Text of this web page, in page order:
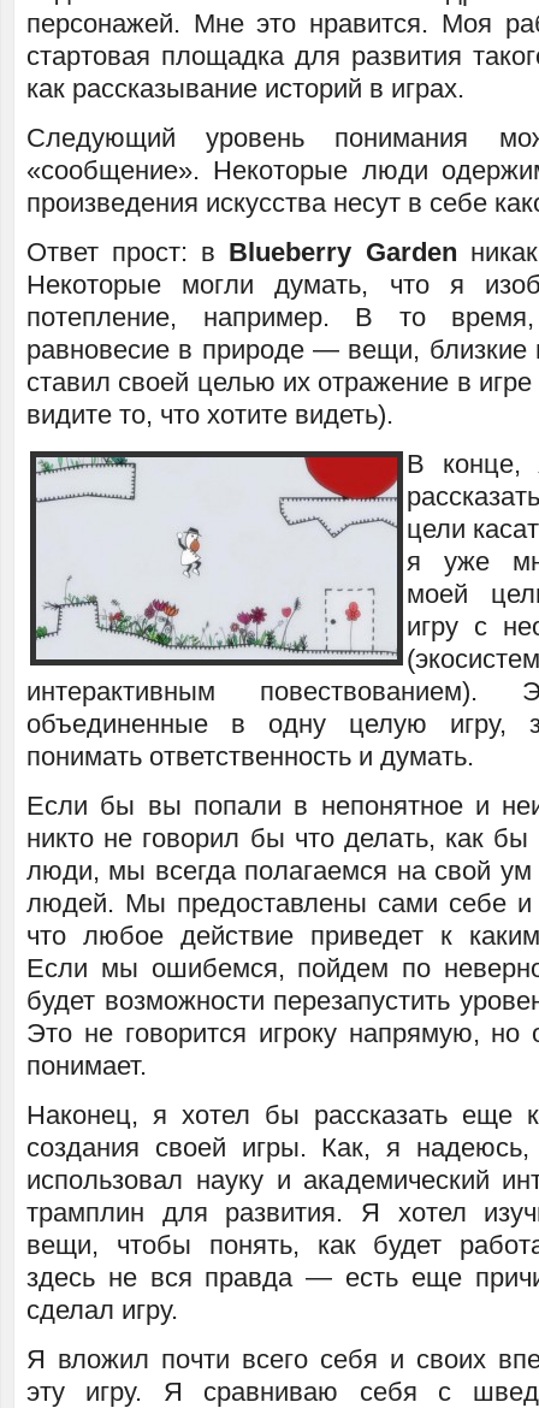
персонажей. Мне это нравится. Моя
стартовая площадка для развития
как рассказывание историй в играх.
Следующий уровень понимания
«сообщение». Некоторые люди
произведения искусства несут в себе
Ответ прост: в Blueberry Garden
Некоторые могли думать, что я
потепление, например. В то
равновесие в природе — вещи, близкие
ставил своей целью их отражение в
видите то, что хотите видеть).
В конце,
цели
я уже
моей
игру с
интерактивным
объединенные в одну целую игру,
понимать ответственность и думать.
Если бы вы попали в непонятное и
никто не говорил бы что делать, как
люди, мы всегда полагаемся на свой ум
людей. Мы предоставлены сами себе
что любое действие приведет к
Если мы ошибемся, пойдем по
будет возможности перезапустить
Это не говорится игроку напрямую,
понимает.
Наконец, я хотел бы рассказать еще
создания своей игры. Как, я
использовал науку и академический
трамплин для развития. Я хотел
вещи, чтобы понять, как будет
здесь не вся правда — есть еще
сделал игру.
Я вложил почти всего себя и своих
эту игру. Я сравниваю себя с